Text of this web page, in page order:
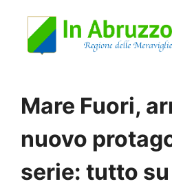
Mare Fuori,
nuovo
serie: tutto